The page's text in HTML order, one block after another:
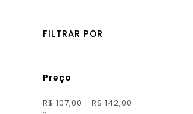
FILTRAR POR
Preço
R$ 107,00 - R$ 142,00